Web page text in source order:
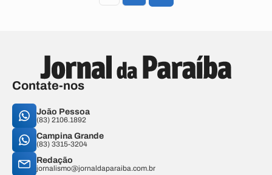
Contate-nos
João Pessoa
(83) 2106.1892
Campina Grande
(83) 3315-3204
Redação
jornalismo@jornaldaparaiba.com.br